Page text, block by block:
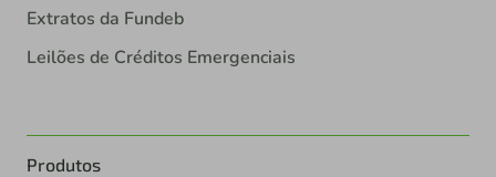
Extratos da Fundeb
Leilões de Créditos Emergenciais
Produtos